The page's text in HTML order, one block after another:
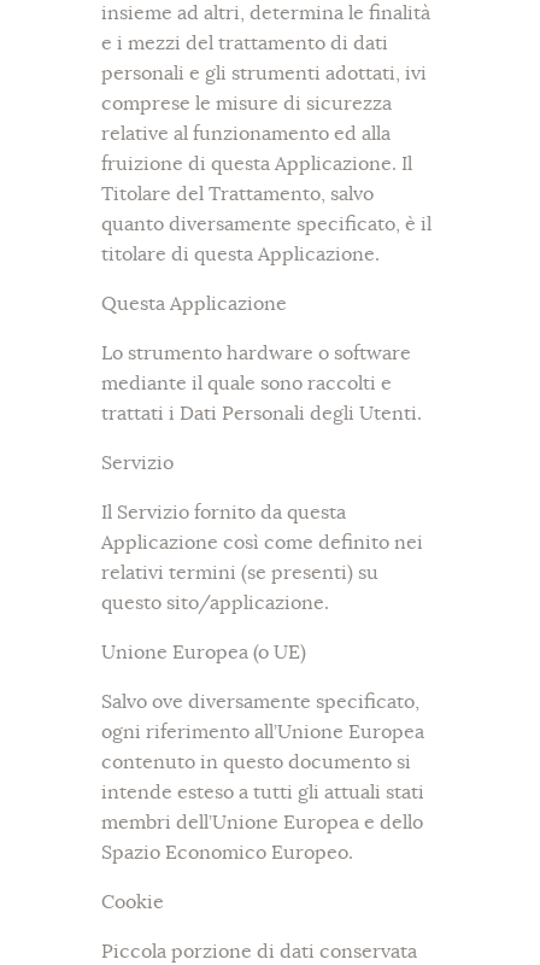
insieme ad altri, determina le finalità
e i mezzi del trattamento di dati
personali e gli strumenti adottati, ivi
comprese le misure di sicurezza
relative al funzionamento ed alla
fruizione di questa Applicazione. Il
Titolare del Trattamento, salvo
quanto diversamente specificato, è il
titolare di questa Applicazione.
Questa Applicazione
Lo strumento hardware o software
mediante il quale sono raccolti e
trattati i Dati Personali degli Utenti.
Servizio
Il Servizio fornito da questa
Applicazione così come definito nei
relativi termini (se presenti) su
questo sito/applicazione.
Unione Europea (o UE)
Salvo ove diversamente specificato,
ogni riferimento all’Unione Europea
contenuto in questo documento si
intende esteso a tutti gli attuali stati
membri dell’Unione Europea e dello
Spazio Economico Europeo.
Cookie
Piccola porzione di dati conservata